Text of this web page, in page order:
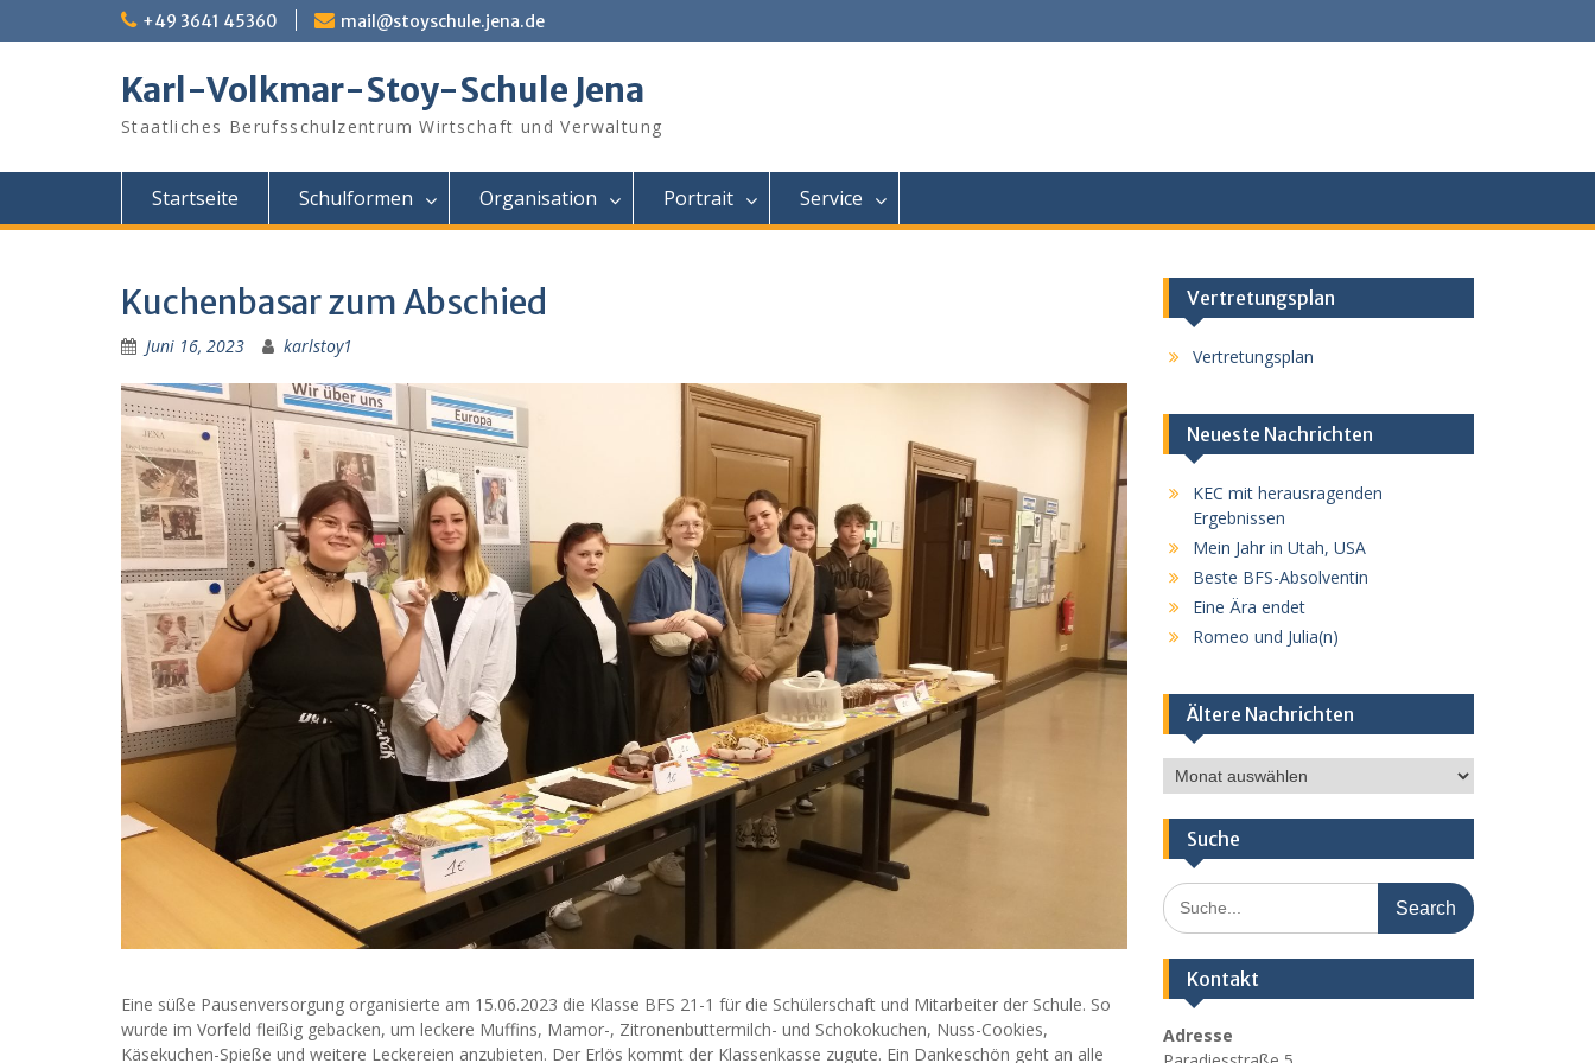
to
+49 3641 45360 mail@stoyschule.jena.de
Karl-Volkmar-Stoy-Schule Jena
Staatliches Berufsschulzentrum Wirtschaft und Verwaltung
Startseite Schulformen Organisation Portrait Service
Kuchenbasar zum Abschied
Juni 16, 2023 karlstoy1
Eine süße Pausenversorgung organisierte am 15.06.2023 die Klasse BFS 21-1 für die Schülerschaft und Mitarbeiter der Schule. So
wurde im Vorfeld fleißig gebacken, um leckere Muffins, Mamor-, Zitronenbuttermilch- und Schokokuchen, Nuss-Cookies,
Käsekuchen-Spieße und weitere Leckereien anzubieten. Der Erlös kommt der Klassenkasse zugute. Ein Dankeschön geht an alle
Vertretungsplan
Vertretungsplan
Neueste Nachrichten
KEC mit herausragenden
Ergebnissen
Mein Jahr in Utah, USA
Beste BFS-Absolventin
Eine Ära endet
Romeo und Julia(n)
Ältere Nachrichten
Ältere
Nachrichten
Suche
Search
for:
Kontakt
Adresse